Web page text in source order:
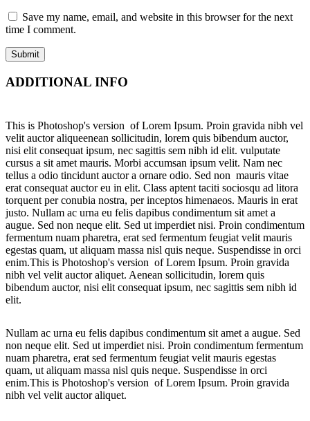
Save my name, email, and website in this browser for the next
time I comment.
ADDITIONAL INFO
This is Photoshop's version of Lorem Ipsum. Proin gravida nibh vel
velit auctor aliqueenean sollicitudin, lorem quis bibendum auctor,
nisi elit consequat ipsum, nec sagittis sem nibh id elit. vulputate
cursus a sit amet mauris. Morbi accumsan ipsum velit. Nam nec
tellus a odio tincidunt auctor a ornare odio. Sed non mauris vitae
erat consequat auctor eu in elit. Class aptent taciti sociosqu ad litora
torquent per conubia nostra, per inceptos himenaeos. Mauris in erat
justo. Nullam ac urna eu felis dapibus condimentum sit amet a
augue. Sed non neque elit. Sed ut imperdiet nisi. Proin condimentum
fermentum nuam pharetra, erat sed fermentum feugiat velit mauris
egestas quam, ut aliquam massa nisl quis neque. Suspendisse in orci
enim.This is Photoshop's version of Lorem Ipsum. Proin gravida
nibh vel velit auctor aliquet. Aenean sollicitudin, lorem quis
bibendum auctor, nisi elit consequat ipsum, nec sagittis sem nibh id
elit.
Nullam ac urna eu felis dapibus condimentum sit amet a augue. Sed
non neque elit. Sed ut imperdiet nisi. Proin condimentum fermentum
nuam pharetra, erat sed fermentum feugiat velit mauris egestas
quam, ut aliquam massa nisl quis neque. Suspendisse in orci
enim.This is Photoshop's version of Lorem Ipsum. Proin gravida
nibh vel velit auctor aliquet.